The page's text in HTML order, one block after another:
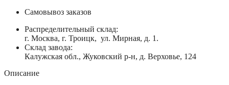
Самовывоз заказов
Распределительный склад:
г. Москва, г. Троицк, ул. Мирная, д. 1.
Склад завода:
Калужская обл., Жуковский р-н, д. Верховье, 124
Описание